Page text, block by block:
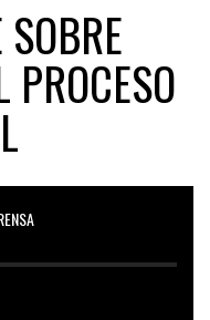
PROCESO